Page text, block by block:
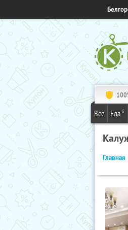
Все Еда 6
Главная